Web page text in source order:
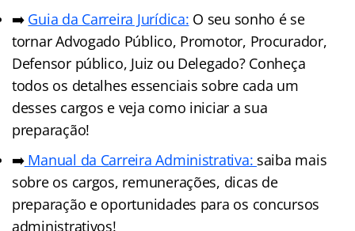
➡️ Guia da Carreira Jurídica: O seu sonho é se
tornar Advogado Público, Promotor, Procurador,
Defensor público, Juiz ou Delegado? Conheça
todos os detalhes essenciais sobre cada um
desses cargos e veja como iniciar a sua
preparação!
➡️Manual da Carreira Administrativa: saiba mais
sobre os cargos, remunerações, dicas de
preparação e oportunidades para os concursos
administrativos!